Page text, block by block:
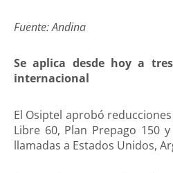
Fuente: Andina
Se aplica desde hoy a
internacional
El Osiptel aprobó
Libre 60, Plan Prepago 150
llamadas a Estados Unidos,